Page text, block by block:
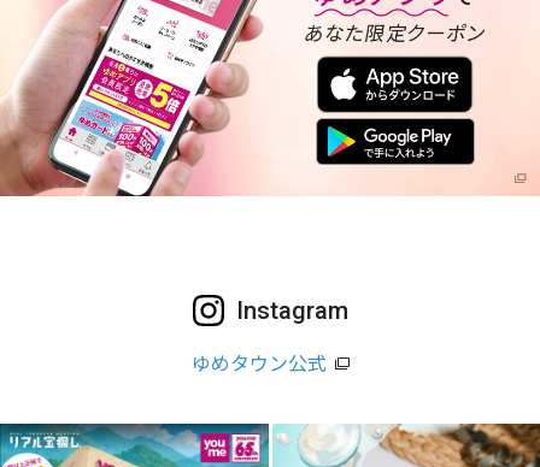
Instagram
ゆめタウン公式